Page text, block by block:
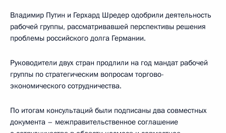
Владимир Путин и Герхард Шредер одобрили деятельность
рабочей группы, рассматривавшей перспективы решения
проблемы российского долга Германии.
Руководители двух стран продлили на год мандат рабочей
группы по стратегическим вопросам торгово-
экономического сотрудничества.
По итогам консультаций были подписаны два совместных
документа – межправительственное соглашение